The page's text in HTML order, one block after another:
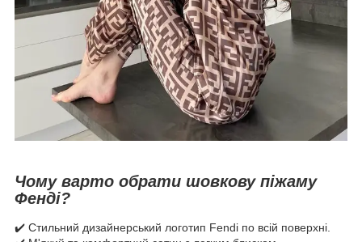
Чому варто обрати шовкову піжаму
Фенді?
✔️ Стильний дизайнерський логотип Fendi по всій поверхні.